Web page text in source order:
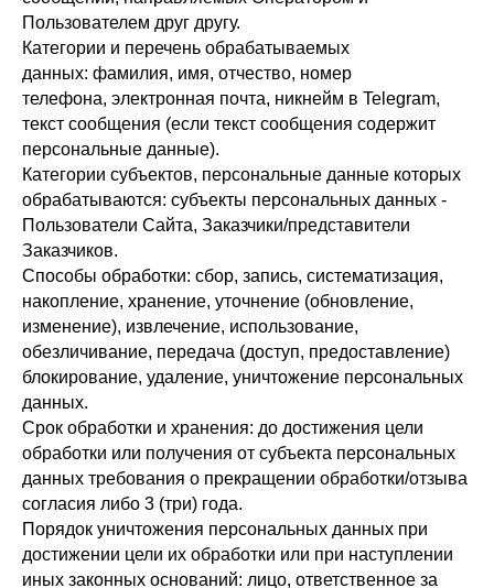
Пользователем друг другу.
Категории и перечень обрабатываемых
данных: фамилия, имя, отчество, номер
телефона, электронная почта, никнейм в Telegram,
текст сообщения (если текст сообщения содержит
персональные данные).
Категории субъектов, персональные данные которых
обрабатываются: субъекты персональных данных -
Пользователи Сайта, Заказчики/представители
Заказчиков.
Способы обработки: сбор, запись, систематизация,
накопление, хранение, уточнение (обновление,
изменение), извлечение, использование,
обезличивание, передача (доступ, предоставление)
блокирование, удаление, уничтожение персональных
данных.
Срок обработки и хранения: до достижения цели
обработки или получения от субъекта персональных
данных требования о прекращении обработки/отзыва
согласия либо 3 (три) года.
Порядок уничтожения персональных данных при
достижении цели их обработки или при наступлении
иных законных оснований: лицо, ответственное за